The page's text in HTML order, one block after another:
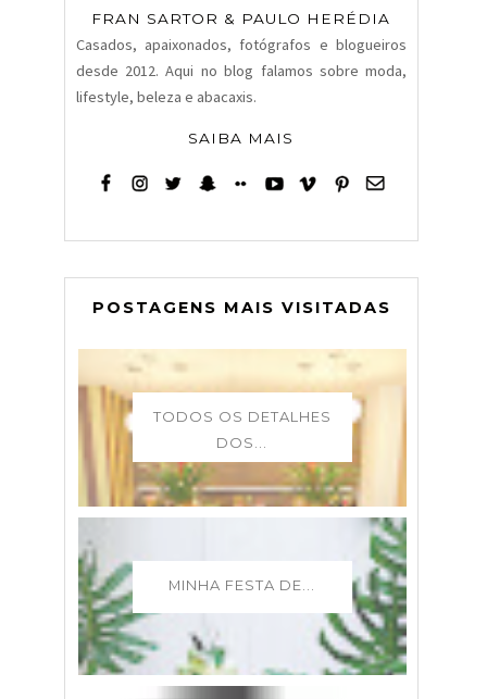
FRAN SARTOR & PAULO HERÉDIA
Casados, apaixonados, fotógrafos e blogueiros
desde 2012. Aqui no blog falamos sobre moda,
lifestyle, beleza e abacaxis.
SAIBA MAIS
POSTAGENS MAIS VISITADAS
TODOS OS DETALHES
DOS...
MINHA FESTA DE...